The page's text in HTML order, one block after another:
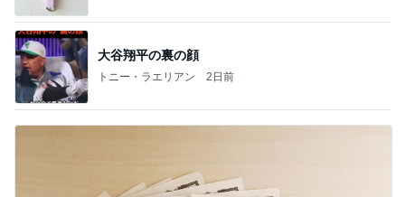
大谷翔平の裏の顔
トニー・ラエリアン 2日前